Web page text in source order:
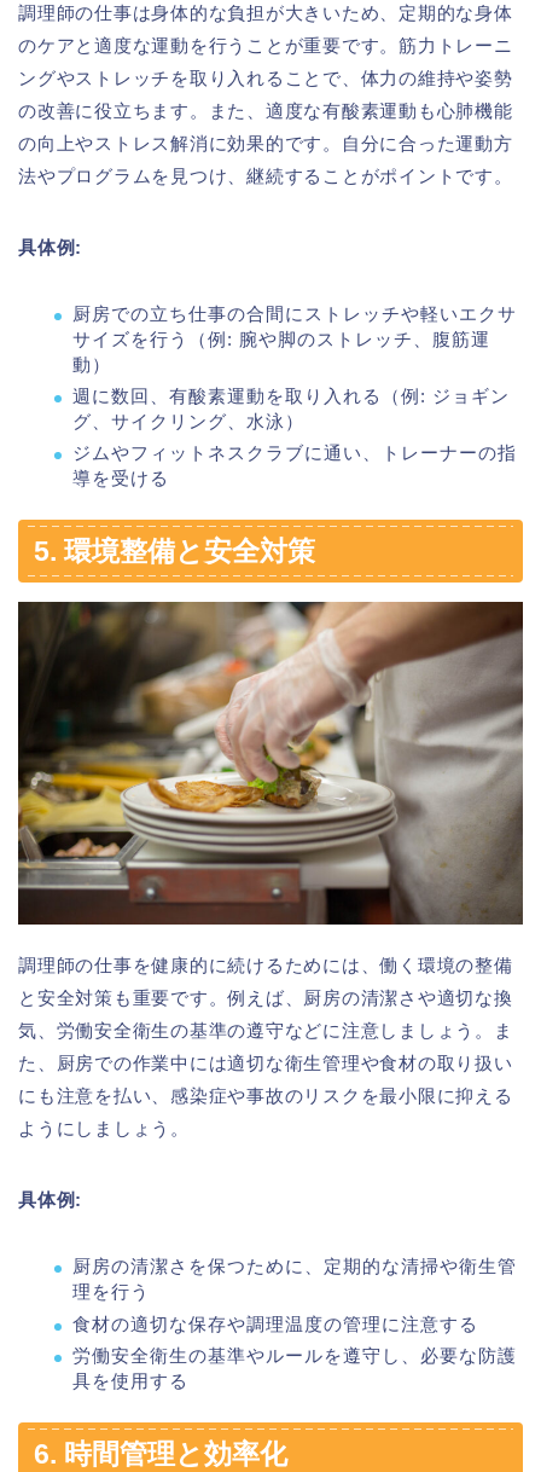
調理師の仕事は身体的な負担が大きいため、定期的な身体
のケアと適度な運動を行うことが重要です。筋力トレーニ
ングやストレッチを取り入れることで、体力の維持や姿勢
の改善に役立ちます。また、適度な有酸素運動も心肺機能
の向上やストレス解消に効果的です。自分に合った運動方
法やプログラムを見つけ、継続することがポイントです。
具体例:
厨房での立ち仕事の合間にストレッチや軽いエクサ
サイズを行う（例: 腕や脚のストレッチ、腹筋運
動）
週に数回、有酸素運動を取り入れる（例: ジョギン
グ、サイクリング、水泳）
ジムやフィットネスクラブに通い、トレーナーの指
導を受ける
5. 環境整備と安全対策
調理師の仕事を健康的に続けるためには、働く環境の整備
と安全対策も重要です。例えば、厨房の清潔さや適切な換
気、労働安全衛生の基準の遵守などに注意しましょう。ま
た、厨房での作業中には適切な衛生管理や食材の取り扱い
にも注意を払い、感染症や事故のリスクを最小限に抑える
ようにしましょう。
具体例:
厨房の清潔さを保つために、定期的な清掃や衛生管
理を行う
食材の適切な保存や調理温度の管理に注意する
労働安全衛生の基準やルールを遵守し、必要な防護
具を使用する
6. 時間管理と効率化